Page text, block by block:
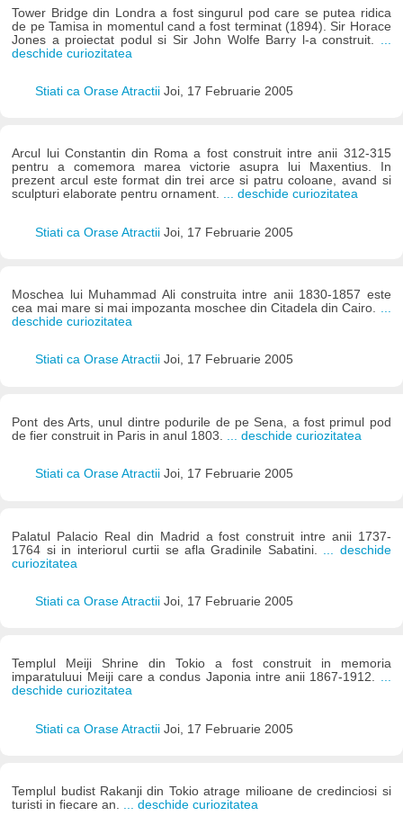
Tower Bridge din Londra a fost singurul pod care se putea ridica
de pe Tamisa in momentul cand a fost terminat (1894). Sir Horace
Jones a proiectat podul si Sir John Wolfe Barry l-a construit.
deschide curiozitatea
Stiati ca Orase Atractii Joi, 17 Februarie 2005
Arcul lui Constantin din Roma a fost construit intre anii 312-315
pentru a comemora marea victorie asupra lui Maxentius. In
prezent arcul este format din trei arce si patru coloane, avand si
sculpturi elaborate pentru ornament. ... deschide curiozitatea
Stiati ca Orase Atractii Joi, 17 Februarie 2005
Moschea lui Muhammad Ali construita intre anii 1830-1857 este
cea mai mare si mai impozanta moschee din Citadela din Cairo. ...
deschide curiozitatea
Stiati ca Orase Atractii Joi, 17 Februarie 2005
Pont des Arts, unul dintre podurile de pe Sena, a fost primul pod
de fier construit in Paris in anul 1803.
... deschide curiozitatea
Stiati ca Orase Atractii Joi, 17 Februarie 2005
Palatul Palacio Real din Madrid a fost construit intre anii 1737-
1764 si in interiorul curtii se afla Gradinile Sabatini.
... deschide
curiozitatea
Stiati ca Orase Atractii Joi, 17 Februarie 2005
Templul Meiji Shrine din Tokio a fost construit in memoria
imparatuluui Meiji care a condus Japonia intre anii 1867-1912. ...
deschide curiozitatea
Stiati ca Orase Atractii Joi, 17 Februarie 2005
Templul budist Rakanji din Tokio atrage milioane de credinciosi si
turisti in fiecare an. ... deschide curiozitatea